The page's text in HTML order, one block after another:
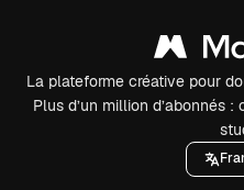
La plateforme créative pour
Plus d’un million d’abonnés